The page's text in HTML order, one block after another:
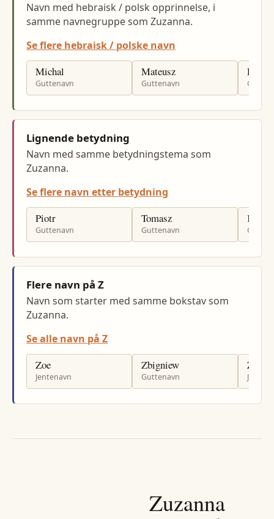
Navn med hebraisk / polsk opprinnelse, i
samme navnegruppe som Zuzanna.
Se flere hebraisk / polske navn
Michal
Guttenavn
Mateusz
Guttenavn
Rafal
Lignende betydning
Navn med samme betydningstema som
Zuzanna.
Se flere navn etter betydning
Piotr
Guttenavn
Tomasz
Guttenavn
Flere navn på Z
Navn som starter med samme bokstav som
Zuzanna.
Se alle navn på Z
Zoe
Jentenavn
Zbigniew
Guttenavn
Zahra
Zuzanna